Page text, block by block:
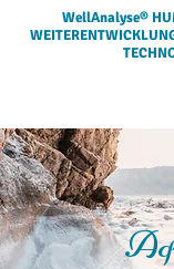
WellAnalyse®